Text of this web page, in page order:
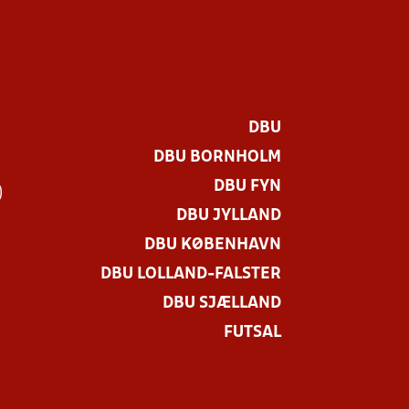
DBU
DBU BORNHOLM
DBU FYN
DBU JYLLAND
DBU KØBENHAVN
DBU LOLLAND-FALSTER
DBU SJÆLLAND
FUTSAL